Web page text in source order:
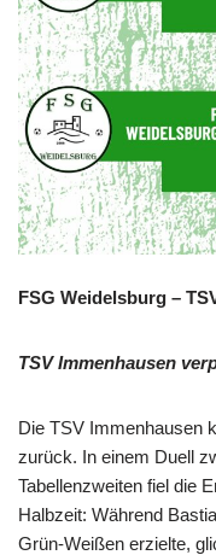
FSG Weidelsburg –
TSV Immenhausen
Die TSV Immenhausen
zurück. In einem Duell
Tabellenzweiten fiel die
Halbzeit: Während
Grün-Weißen erzielte,